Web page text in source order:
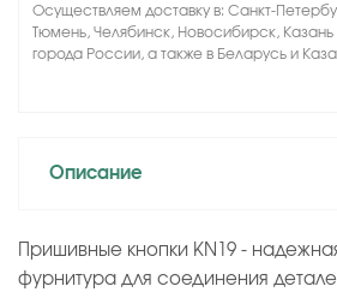
Осуществляем доставку в: Санкт-
Тюмень, Челябинск, Новосибирск, Казань
города России, а также в Беларусь и
Описание
Пришивные кнопки KN19 -
фурнитура для соединения